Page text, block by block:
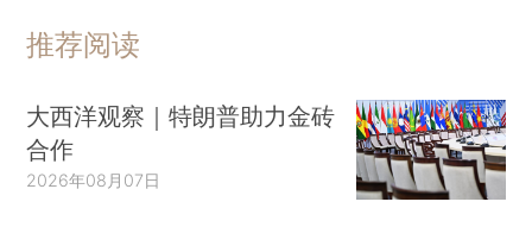
推荐阅读
大西洋观察｜特朗普助力金砖
合作
2026年08月07日